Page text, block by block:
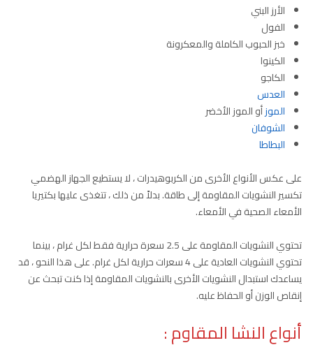
الأرز البني
الفول
خبز الحبوب الكاملة والمعكرونة
الكينوا
الكاجو
العدس
الموزأو الموز الأخضر
الشوفان
البطاطا
على عكس الأنواع الأخرى من الكربوهيدرات ، لا يستطيع الجهاز الهضمي
تكسير النشويات المقاومة إلى طاقة. بدلاً من ذلك ، تتغذى عليها بكتيريا
الأمعاء الصحية في الأمعاء.
تحتوي النشويات المقاومة على 2.5 سعرة حرارية فقط لكل غرام ، بينما
تحتوي النشويات العادية على 4 سعرات حرارية لكل غرام. على هذا النحو ، قد
يساعدك استبدال النشويات الأخرى بالنشويات المقاومة إذا كنت تبحث عن
إنقاص الوزن أو الحفاظ عليه.
أنواع النشا المقاوم: